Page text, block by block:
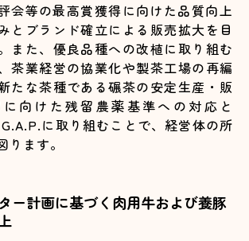
会等の最高賞獲得に向けた品質向上
とブランド確立による販売拡大を目
また、優良品種への改植に取り組む
茶業経営の協業化や製茶工場の再編
たな茶種である碾茶の安定生産・販
向けた残留農薬基準への対応と
に取り組むことで、経営体の所
ります。
ー計画に基づく肉用牛および養豚